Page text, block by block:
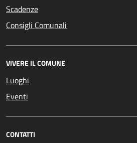
Scadenze
Consigli Comunali
VIVERE IL COMUNE
Luoghi
Eventi
CONTATTI